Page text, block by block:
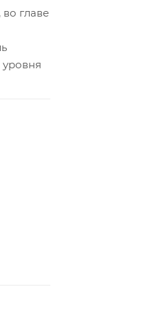
во главе
уровня